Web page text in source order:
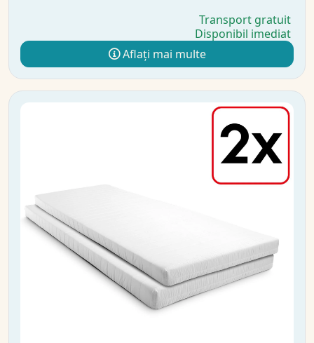
Transport gratuit
Disponibil imediat
Aflați mai multe